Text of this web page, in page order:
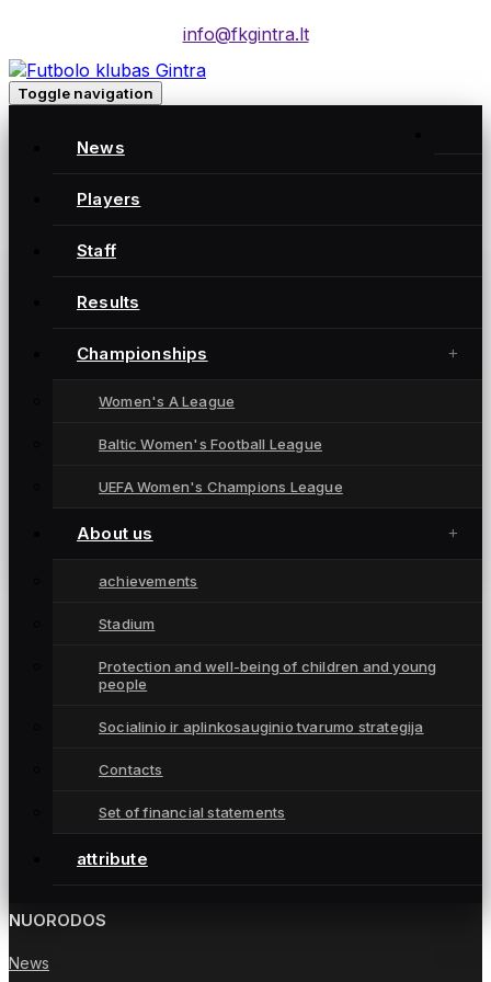
info@fkgintra.lt
Toggle navigation
News
Players
Staff
Results
Championships
Women's A League
Baltic Women's Football League
UEFA Women's Champions League
About us
achievements
Stadium
Protection and well-being of children and young
people
Socialinio ir aplinkosauginio tvarumo strategija
Contacts
Set of financial statements
attribute
Posts
Home
Gintra naujienos
Čempionių aprangą vilkės naujokių biržoje
Moterų futbolo klubas „Gintra“ – daugkartinės
Lietuvai UEFA moterų Čempionių lygoje.
NUORODOS
News